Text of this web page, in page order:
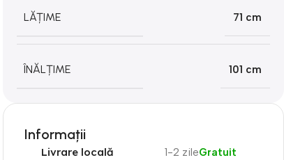
LĂȚIME 71 cm
ÎNĂLȚIME 101 cm
Informații
Livrare locală 1-2 zileGratuit